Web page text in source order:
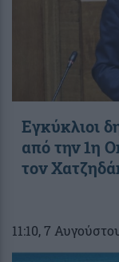
Εγκύκλιοι
από την 1η
τον
11:10, 7